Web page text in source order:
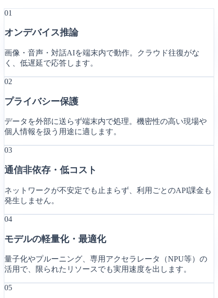
01
オンデバイス推論
画像・音声・対話AIを端末内で動作。クラウド往復がな
く、低遅延で応答します。
02
プライバシー保護
データを外部に送らず端末内で処理。機密性の高い現場や
個人情報を扱う用途に適します。
03
通信非依存・低コスト
ネットワークが不安定でも止まらず、利用ごとのAPI課金も
発生しません。
04
モデルの軽量化・最適化
量子化やプルーニング、専用アクセラレータ（NPU等）の
活用で、限られたリソースでも実用速度を出します。
05